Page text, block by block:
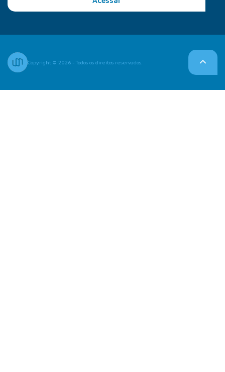
Copyright © 2026 - Todos os direitos reservados.